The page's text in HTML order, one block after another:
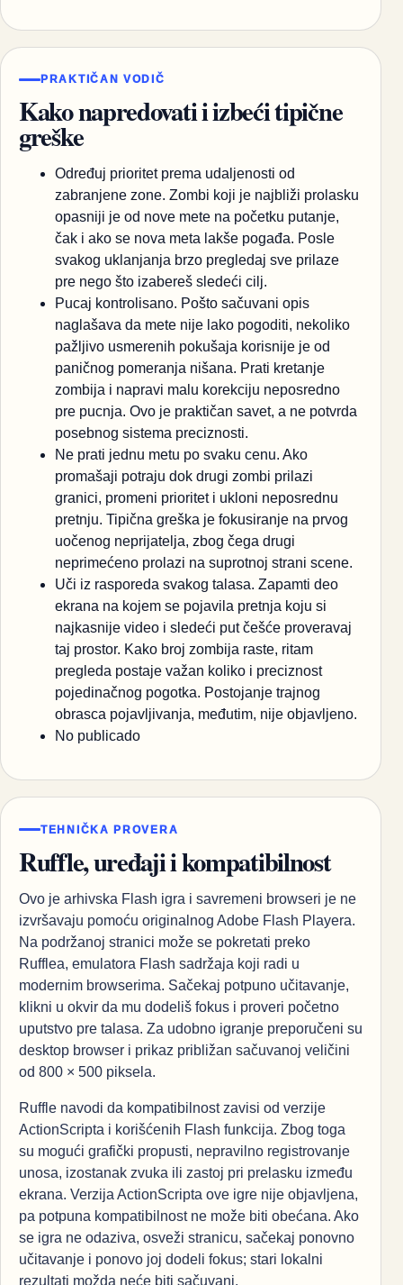
PRAKTIČAN VODIČ
Kako napredovati i izbeći tipične
greške
Određuj prioritet prema udaljenosti od
zabranjene zone. Zombi koji je najbliži prolasku
opasniji je od nove mete na početku putanje,
čak i ako se nova meta lakše pogađa. Posle
svakog uklanjanja brzo pregledaj sve prilaze
pre nego što izabereš sledeći cilj.
Pucaj kontrolisano. Pošto sačuvani opis
naglašava da mete nije lako pogoditi, nekoliko
pažljivo usmerenih pokušaja korisnije je od
paničnog pomeranja nišana. Prati kretanje
zombija i napravi malu korekciju neposredno
pre pucnja. Ovo je praktičan savet, a ne potvrda
posebnog sistema preciznosti.
Ne prati jednu metu po svaku cenu. Ako
promašaji potraju dok drugi zombi prilazi
granici, promeni prioritet i ukloni neposrednu
pretnju. Tipična greška je fokusiranje na prvog
uočenog neprijatelja, zbog čega drugi
neprimećeno prolazi na suprotnoj strani scene.
Uči iz rasporeda svakog talasa. Zapamti deo
ekrana na kojem se pojavila pretnja koju si
najkasnije video i sledeći put češće proveravaj
taj prostor. Kako broj zombija raste, ritam
pregleda postaje važan koliko i preciznost
pojedinačnog pogotka. Postojanje trajnog
obrasca pojavljivanja, međutim, nije objavljeno.
No publicado
TEHNIČKA PROVERA
Ruffle, uređaji i kompatibilnost
Ovo je arhivska Flash igra i savremeni browseri je ne
izvršavaju pomoću originalnog Adobe Flash Playera.
Na podržanoj stranici može se pokretati preko
Rufflea, emulatora Flash sadržaja koji radi u
modernim browserima. Sačekaj potpuno učitavanje,
klikni u okvir da mu dodeliš fokus i proveri početno
uputstvo pre talasa. Za udobno igranje preporučeni su
desktop browser i prikaz približan sačuvanoj veličini
od 800 × 500 piksela.
Ruffle navodi da kompatibilnost zavisi od verzije
ActionScripta i korišćenih Flash funkcija. Zbog toga
su mogući grafički propusti, nepravilno registrovanje
unosa, izostanak zvuka ili zastoj pri prelasku između
ekrana. Verzija ActionScripta ove igre nije objavljena,
pa potpuna kompatibilnost ne može biti obećana. Ako
se igra ne odaziva, osveži stranicu, sačekaj ponovno
učitavanje i ponovo joj dodeli fokus; stari lokalni
rezultati možda neće biti sačuvani.